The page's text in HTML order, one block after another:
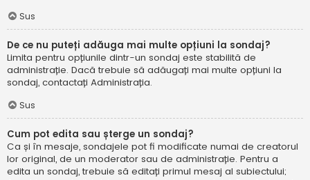
Sus
De ce nu puteți adăuga mai multe opțiuni la sondaj?
Limita pentru opțiunile dintr-un sondaj este stabilită de
administrație. Dacă trebuie să adăugați mai multe opțiuni la
sondaj, contactați Administrația.
Sus
Cum pot edita sau șterge un sondaj?
Ca și în mesaje, sondajele pot fi modificate numai de creatorul
lor original, de un moderator sau de administrație. Pentru a
edita un sondaj, trebuie să editați primul mesaj al subiectului;